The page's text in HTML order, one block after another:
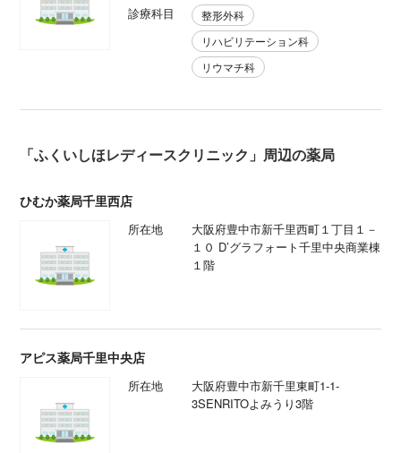
診療科目
整形外科
リハビリテーション科
リウマチ科
「ふくいしほレディースクリニック」周辺の薬局
ひむか薬局千里西店
所在地
大阪府豊中市新千里西町１丁目１－
１０ D’グラフォート千里中央商業棟
１階
アピス薬局千里中央店
所在地
大阪府豊中市新千里東町1-1-
3SENRITOよみうり3階